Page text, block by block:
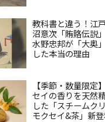
教科書と違う！江
沼意次「賄賂伝説」
水野忠邦が「大奥
した本当の理由
【季節・数量限定
セイの香りを天然
した「スチームク
モクセイ&茶」新